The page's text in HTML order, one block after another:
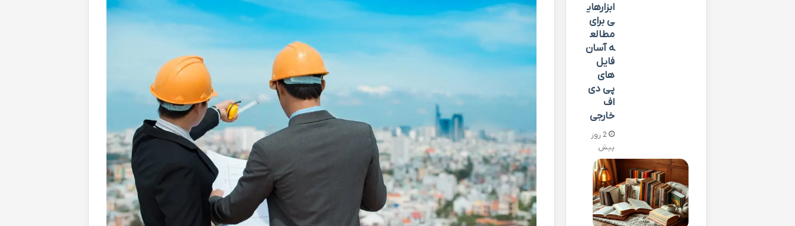
ابزارهای
ی برای
مطالع
ه آسان
فایل
های
پی دی
اف
خارجی
2 روز
پیش